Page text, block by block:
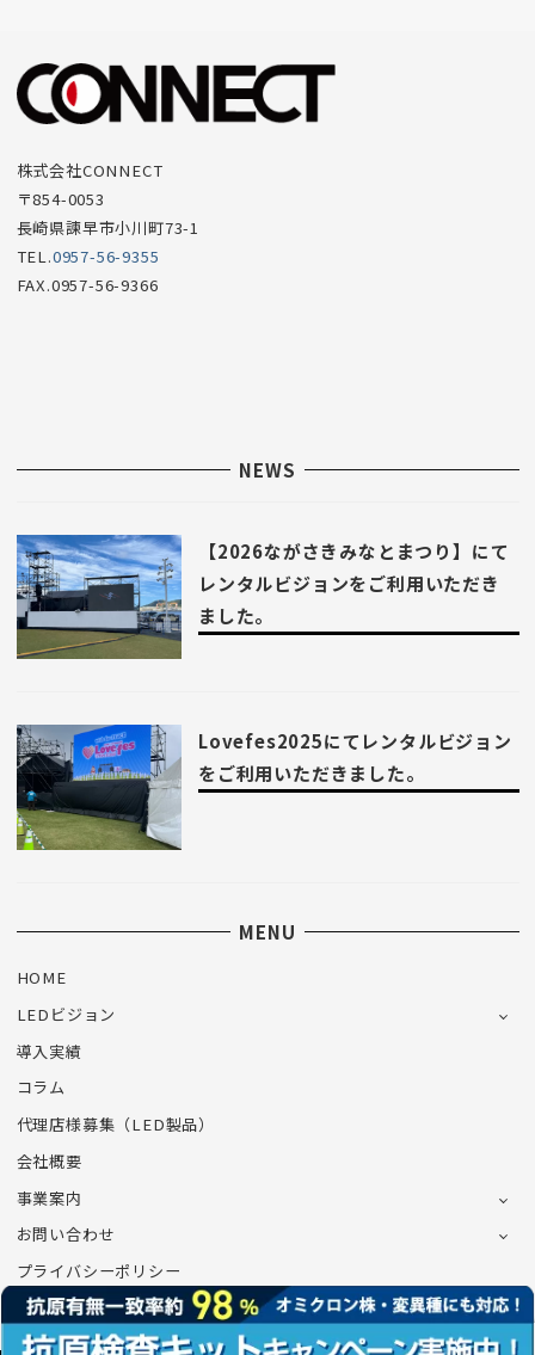
ー
項
株式会社CONNECT
〒854-0053
長崎県諫早市小川町73-1
TEL.0957-56-9355
FAX.0957-56-9366
NEWS
【2026ながさきみなとまつり】にて
レンタルビジョンをご利用いただき
ました。
Lovefes2025にてレンタルビジョン
をご利用いただきました。
MENU
HOME
LEDビジョン
導入実績
コラム
代理店様募集（LED製品）
会社概要
事業案内
お問い合わせ
プライバシーポリシー